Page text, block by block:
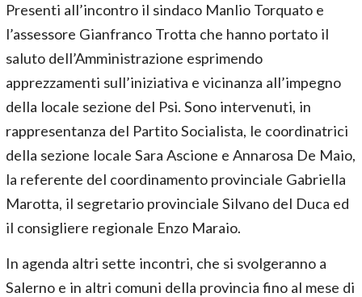
Presenti all’incontro il sindaco Manlio Torquato e
l’assessore Gianfranco Trotta che hanno portato il
saluto dell’Amministrazione esprimendo
apprezzamenti sull’iniziativa e vicinanza all’impegno
della locale sezione del Psi. Sono intervenuti, in
rappresentanza del Partito Socialista, le coordinatrici
della sezione locale Sara Ascione e Annarosa De Maio,
la referente del coordinamento provinciale Gabriella
Marotta, il segretario provinciale Silvano del Duca ed
il consigliere regionale Enzo Maraio.
In agenda altri sette incontri, che si svolgeranno a
Salerno e in altri comuni della provincia fino al mese di